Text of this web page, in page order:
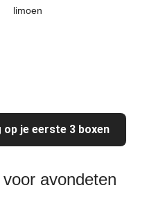
limoen
je eerste 3 boxen
avondeten